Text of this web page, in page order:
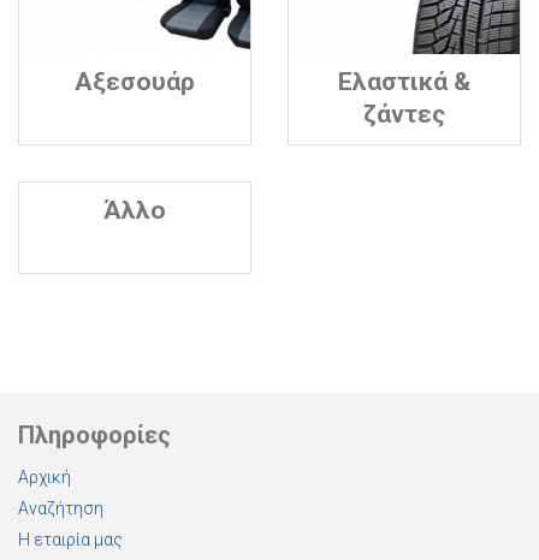
Αξεσουάρ
Ελαστικά &
ζάντες
Άλλο
Πληροφορίες
Αρχική
Αναζήτηση
Η εταιρία μας